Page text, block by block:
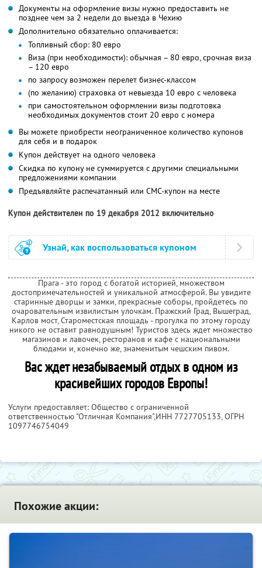
Документы на оформление визы нужно предоставить не
позднее чем за 2 недели до выезда в Чехию
Дополнительно обязательно оплачивается:
Топливный сбор: 80 евро
Виза (при необходимости): обычная – 80 евро, срочная виза
– 120 евро
по запросу возможен перелет бизнес-классом
(по желанию) страховка от невыезда 10 евро с человека
при самостоятельном оформлении визы подготовка
необходимых документов стоит 20 евро с номера
Вы можете приобрести неограниченное количество купонов
для себя и в подарок
Купон действует на одного человека
Скидка по купону не суммируется с другими специальными
предложениями компании
Предъявляйте распечатанный или СМС-купон на месте
Купон действителен по 19 декабря 2012 включительно
Узнай, как воспользоваться купоном
Прага - это город с богатой историей, множеством
достопримечательностей и уникальной атмосферой. Вы увидите
старинные дворцы и замки, прекрасные соборы, пройдетесь по
очаровательным извилистым улочкам. Пражский Град, Вышеград,
Карлов мост, Староместская площадь - прогулка по этому городу
никого не оставит равнодушным! Туристов здесь ждет множество
магазинов и лавочек, ресторанов и кафе с национальными
блюдами и, конечно же, знаменитым чешским пивом.
Вас ждет незабываемый отдых в одном из
красивейших городов Европы!
Услуги предоставляет: Общество с ограниченной
ответственностью "Отличная Компания",ИНН 7727705133, ОГРН
1097746754049
Похожие акции: